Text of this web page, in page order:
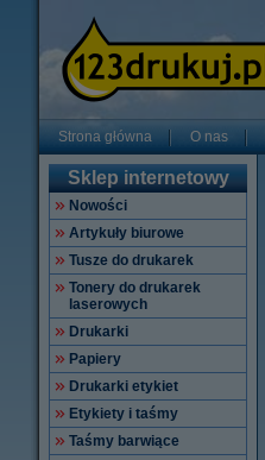
Strona główna O nas
Sklep internetowy
Nowości
Artykuły biurowe
Tusze do drukarek
Tonery do drukarek
laserowych
Drukarki
Papiery
Drukarki etykiet
Etykiety i taśmy
Taśmy barwiące